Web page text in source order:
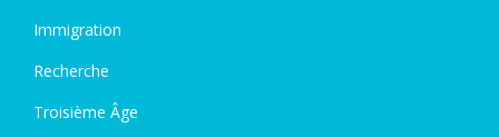
Immigration
Recherche
Troisième Âge